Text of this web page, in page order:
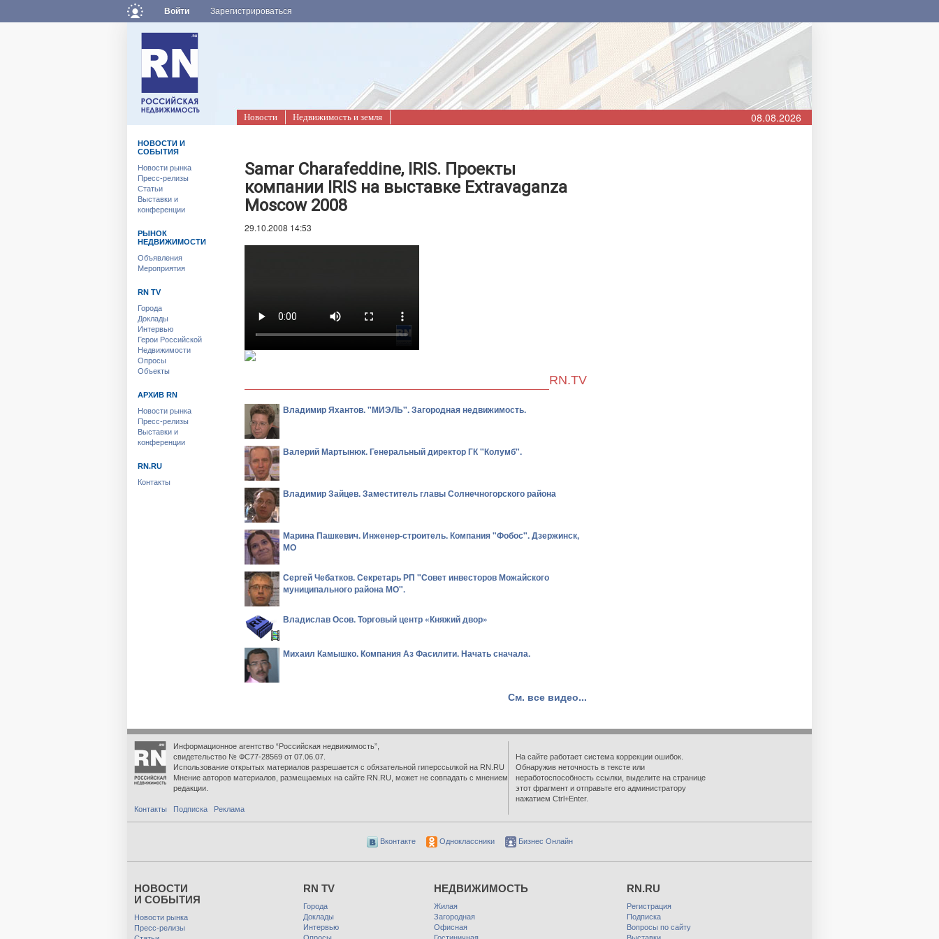
Войти Зарегистрироваться
Новости Недвижимость и земля 08.08.2026
Samar Charafeddine, IRIS. Проекты
компании IRIS на выставке Extravaganza
Moscow 2008
29.10.2008 14:53
RN.TV
Владимир Яхантов. "МИЭЛЬ". Загородная недвижимость.
Валерий Мартынюк. Генеральный директор ГК "Колумб".
Владимир Зайцев. Заместитель главы Солнечногорского района
Марина Пашкевич. Инженер-строитель. Компания "Фобос". Дзержинск,
МО
Сергей Чебатков. Секретарь РП "Совет инвесторов Можайского
муниципального района МО".
Владислав Осов. Торговый центр «Княжий двор»
Михаил Камышко. Компания Аз Фасилити. Начать сначала.
См. все видео...
НОВОСТИ И
СОБЫТИЯ
Новости рынка
Пресс-релизы
Статьи
Выставки и
конференции
РЫНОК
НЕДВИЖИМОСТИ
Объявления
Мероприятия
RN TV
Города
Доклады
Интервью
Герои Российской
Недвижимости
Опросы
Объекты
АРХИВ RN
Новости рынка
Пресс-релизы
Выставки и
конференции
RN.RU
Контакты
Информационное агентство “Российская недвижимость”,
свидетельство № ФС77-28569 от 07.06.07.
Использование открытых материалов разрешается с обязательной гиперссылкой на RN.RU
Мнение авторов материалов, размещаемых на сайте RN.RU, может не совпадать с мнением
редакции.
Контакты Подписка Реклама
На сайте работает система коррекции ошибок.
Обнаружив неточность в тексте или
неработоспособность ссылки, выделите на странице
этот фрагмент и отправьте его администратору
нажатием Ctrl+Enter.
Вконтакте Одноклассники Бизнес Онлайн
НОВОСТИ
И СОБЫТИЯ
Новости рынка
Пресс-релизы
RN TV
Города
Доклады
Интервью
НЕДВИЖИМОСТЬ
Жилая
Загородная
Офисная
RN.RU
Регистрация
Подписка
Вопросы по сайту